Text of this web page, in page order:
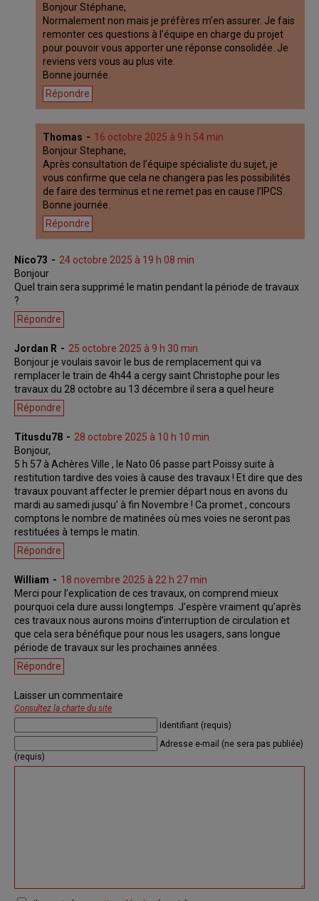
Bonjour Stéphane,
Normalement non mais je préfères m’en assurer. Je fais
remonter ces questions à l’équipe en charge du projet
pour pouvoir vous apporter une réponse consolidée. Je
reviens vers vous au plus vite.
Bonne journée.
Répondre
Thomas
16 octobre 2025 à 9 h 54 min
Bonjour Stephane,
Après consultation de l’équipe spécialiste du sujet, je
vous confirme que cela ne changera pas les possibilités
de faire des terminus et ne remet pas en cause l’IPCS.
Bonne journée.
Répondre
Nico73
24 octobre 2025 à 19 h 08 min
Bonjour
Quel train sera supprimé le matin pendant la période de travaux
?
Répondre
Jordan R
25 octobre 2025 à 9 h 30 min
Bonjour je voulais savoir le bus de remplacement qui va
remplacer le train de 4h44 a cergy saint Christophe pour les
travaux du 28 octobre au 13 décembre il sera a quel heure
Répondre
Titusdu78
28 octobre 2025 à 10 h 10 min
Bonjour,
5 h 57 à Achères Ville , le Nato 06 passe part Poissy suite à
restitution tardive des voies à cause des travaux ! Et dire que des
travaux pouvant affecter le premier départ nous en avons du
mardi au samedi jusqu’ à fin Novembre ! Ca promet , concours
comptons le nombre de matinées où mes voies ne seront pas
restituées à temps le matin.
Répondre
William
18 novembre 2025 à 22 h 27 min
Merci pour l’explication de ces travaux, on comprend mieux
pourquoi cela dure aussi longtemps. J’espère vraiment qu’après
ces travaux nous aurons moins d’interruption de circulation et
que cela sera bénéfique pour nous les usagers, sans longue
période de travaux sur les prochaines années.
Répondre
Laisser un commentaire
Consultez la charte du site
Identifiant (requis)
Adresse e-mail (ne sera pas publiée)
(requis)